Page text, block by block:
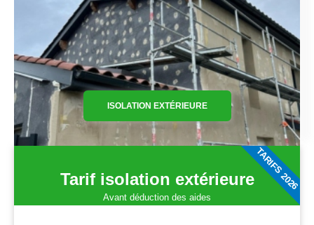
ISOLATION EXTÉRIEURE
Tarif isolation extérieure
Avant déduction des aides
TARIFS 2026